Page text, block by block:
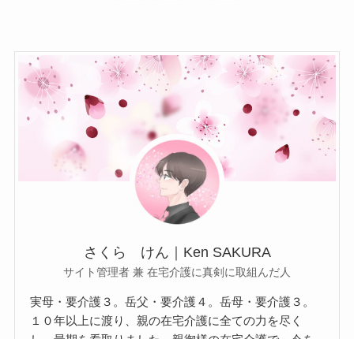
さくら けん｜Ken SAKURA
サイト管理者 兼 在宅介護に真剣に取組んだ人
実母・要介護３。岳父・要介護４。岳母・要介護３。
１０年以上に渡り、親の在宅介護に全ての力を尽く